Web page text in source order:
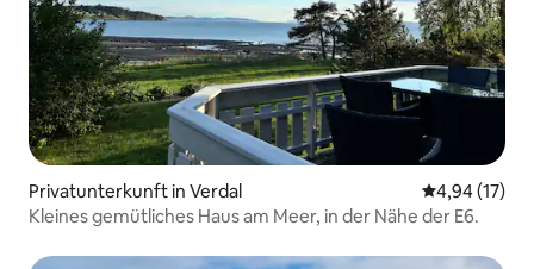
Privatunterkunft in Verdal
4,94 (17)
Kleines gemütliches Haus am Meer, in der Nähe der E6.